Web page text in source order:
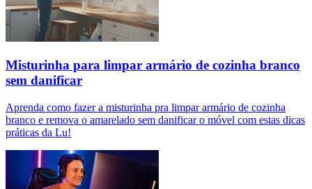
Misturinha para limpar armário de cozinha branco
sem danificar
Aprenda como fazer a misturinha pra limpar armário de cozinha
branco e remova o amarelado sem danificar o móvel com estas dicas
práticas da Lu!